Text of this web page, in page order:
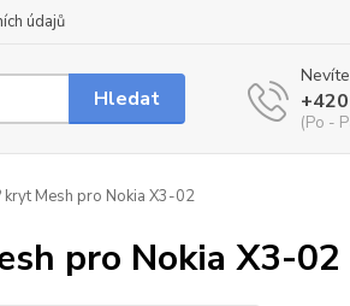
údajů
Hledat
(Po -
kryt Mesh pro Nokia X3-02
pro Nokia X3-02